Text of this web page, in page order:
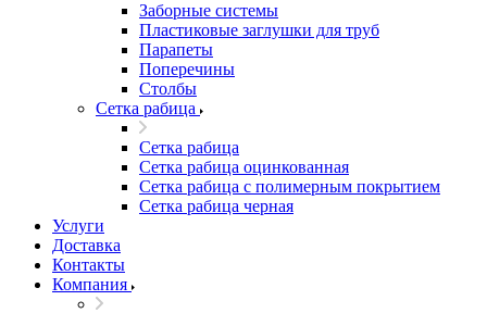
Заборные системы
Пластиковые заглушки для труб
Парапеты
Поперечины
Столбы
Сетка рабица
Сетка рабица
Сетка рабица оцинкованная
Сетка рабица с полимерным покрытием
Сетка рабица черная
Услуги
Доставка
Контакты
Компания